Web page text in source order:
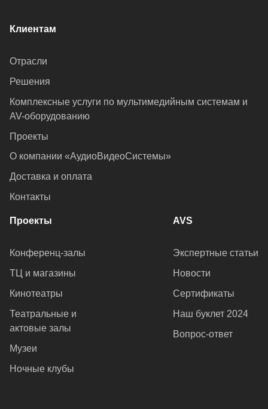
Клиентам
Отрасли
Решения
Комплексные услуги по мультимедийным системам и
AV-оборудованию
Проекты
О компании «АудиоВидеоСистемы»
Доставка и оплата
Контакты
Проекты
Конференц-залы
ТЦ и магазины
Кинотеатры
Театральные и
актовые залы
Музеи
Ночные клубы
AVS
Экспертные статьи
Новости
Сертификаты
Наш буклет 2024
Вопрос-ответ